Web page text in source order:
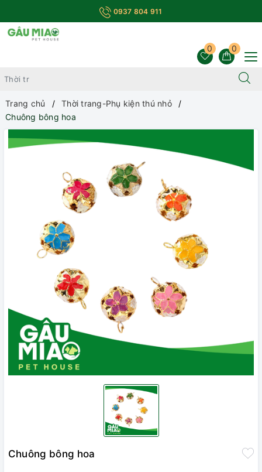
0937 804 911
0
0
Trang chủ
Thời trang-Phụ kiện thú nhỏ
Chuông bông hoa
Chuông bông hoa